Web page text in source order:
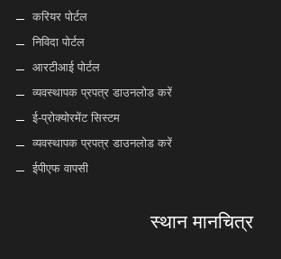
करियर पोर्टल
निविदा पोर्टल
आरटीआई पोर्टल
व्यवस्थापक प्रपत्र डाउनलोड करें
ई-प्रोक्योरमेंट सिस्टम
व्यवस्थापक प्रपत्र डाउनलोड करें
ईपीएफ वापसी
स्थान मानचित्र